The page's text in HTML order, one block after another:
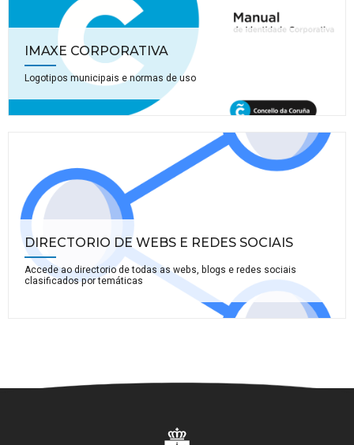
IMAXE CORPORATIVA
Logotipos municipais e normas de uso
DIRECTORIO DE WEBS E REDES SOCIAIS
Accede ao directorio de todas as webs, blogs e redes sociais
clasificados por temáticas